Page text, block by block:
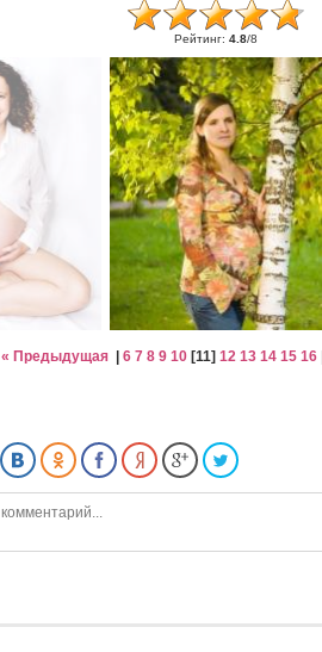
Рейтинг: 4.8/8
« Предыдущая 6 7 8 9 10 [11] 12 13 14 15 16